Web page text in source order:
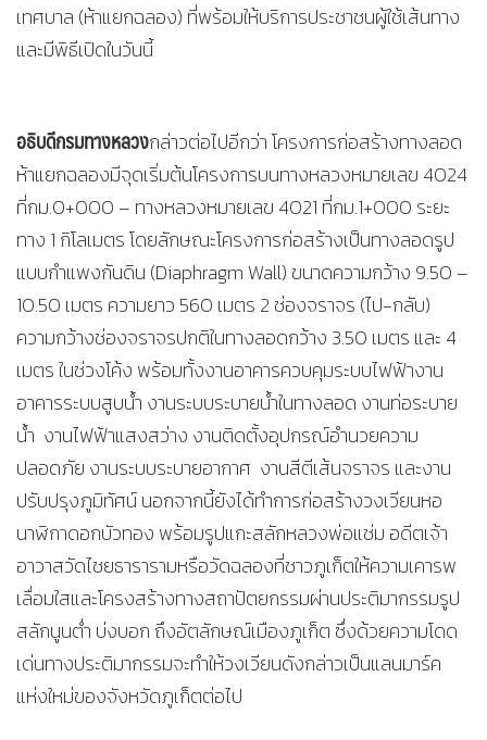
เทศบาล (ห้าแยกฉลอง) ที่พร้อมให้บริการประชาชนผู้ใช้เส้นทาง
และมีพิธีเปิดในวันนี้
อธิบดีกรมทางหลวงกล่าวต่อไปอีกว่า โครงการก่อสร้างทางลอด
ห้าแยกฉลองมีจุดเริ่มต้นโครงการบนทางหลวงหมายเลข 4024
ที่กม.0+000 – ทางหลวงหมายเลข 4021 ที่กม.1+000 ระยะ
ทาง 1 กิโลเมตร โดยลักษณะโครงการก่อสร้างเป็นทางลอดรูป
แบบกำแพงกันดิน (Diaphragm Wall) ขนาดความกว้าง 9.50 –
10.50 เมตร ความยาว 560 เมตร 2 ช่องจราจร (ไป-กลับ)
ความกว้างช่องจราจรปกติในทางลอดกว้าง 3.50 เมตร และ 4
เมตร ในช่วงโค้ง พร้อมทั้งงานอาคารควบคุมระบบไฟฟ้างาน
อาคารระบบสูบน้ำ งานระบบระบายน้ำในทางลอด งานท่อระบาย
น้ำ งานไฟฟ้าแสงสว่าง งานติดตั้งอุปกรณ์อำนวยความ
ปลอดภัย งานระบบระบายอากาศ งานสีตีเส้นจราจร และงาน
ปรับปรุงภูมิทัศน์ นอกจากนี้ยังได้ทำการก่อสร้างวงเวียนหอ
นาฬิกาดอกบัวทอง พร้อมรูปแกะสลักหลวงพ่อแช่ม อดีตเจ้า
อาวาสวัดไชยธารารามหรือวัดฉลองที่ชาวภูเก็ตให้ความเคารพ
เลื่อมใสและโครงสร้างทางสถาปัตยกรรมผ่านประติมากรรมรูป
สลักนูนต่ำ บ่งบอก ถึงอัตลักษณ์เมืองภูเก็ต ซึ่งด้วยความโดด
เด่นทางประติมากรรมจะทำให้วงเวียนดังกล่าวเป็นแลนมาร์ค
แห่งใหม่ของจังหวัดภูเก็ตต่อไป